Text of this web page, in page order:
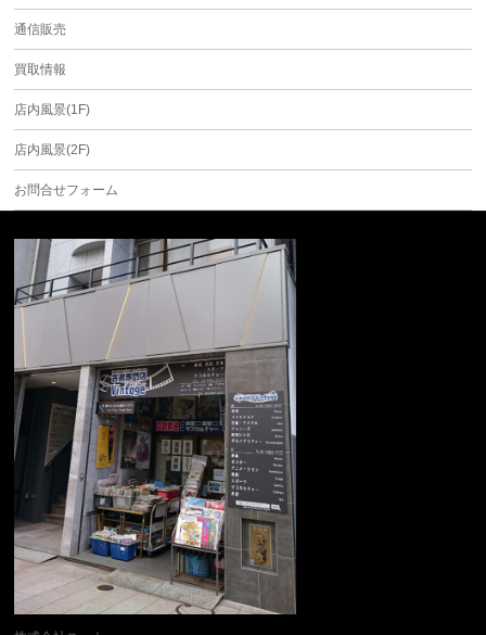
通信販売
買取情報
店内風景(1F)
店内風景(2F)
お問合せフォーム